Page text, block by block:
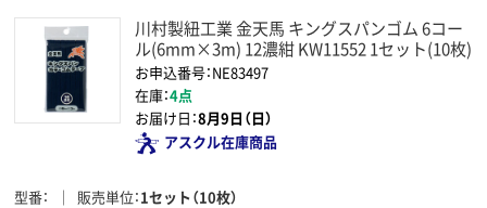
川村製紐工業 金天馬 キングスパンゴム 6コー
ル(6mm×3m) 12濃紺 KW11552 1セット(10枚)
お申込番号：NE83497
在庫：4点
お届け日：8月9日（日）
アスクル在庫商品
型番 販売単位 1セット（10枚）